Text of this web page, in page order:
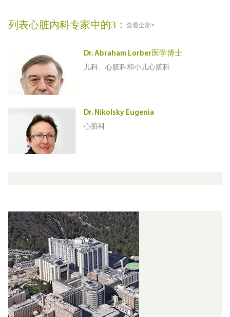
列表心脏内科专家中的3： 查看全部>
Dr. Abraham Lorber医学博士
儿科、心脏科和小儿心脏科
Dr. Nikolsky Eugenia
心脏科